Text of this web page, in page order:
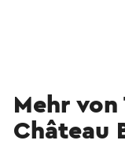
Mehr von
Château